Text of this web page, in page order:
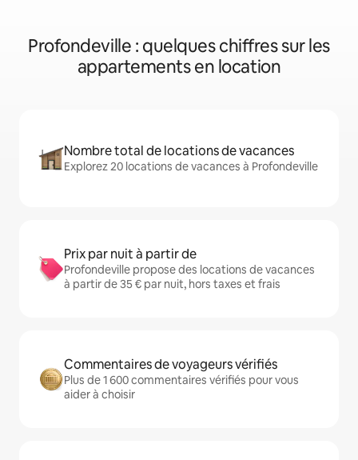
Profondeville : quelques chiffres sur les
appartements en location
Nombre total de locations de vacances
Explorez 20 locations de vacances à Profondeville
Prix par nuit à partir de
Profondeville propose des locations de vacances
à partir de 35 € par nuit, hors taxes et frais
Commentaires de voyageurs vérifiés
Plus de 1 600 commentaires vérifiés pour vous
aider à choisir